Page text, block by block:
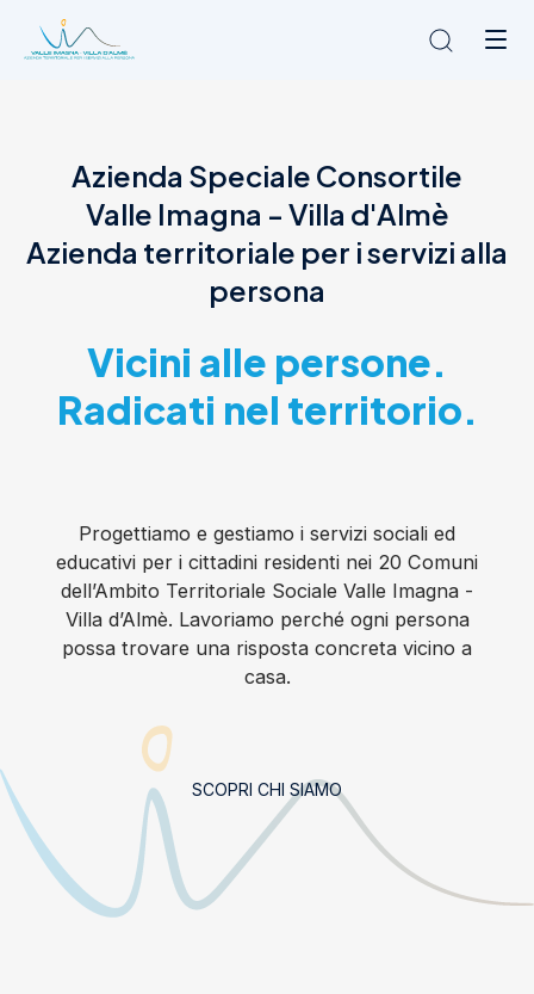
L'Ambito
Cosa facciamo
News
Amministrazione trasparente
Azienda Speciale Consortile
Valle Imagna - Villa d'Almè
Azienda territoriale per i servizi alla
persona
Vicini alle persone.
Radicati nel territorio.
Progettiamo e gestiamo i servizi sociali ed
educativi per i cittadini residenti nei 20 Comuni
dell’Ambito Territoriale Sociale Valle Imagna -
Villa d’Almè. Lavoriamo perché ogni persona
possa trovare una risposta concreta vicino a
casa.
SCOPRI CHI SIAMO